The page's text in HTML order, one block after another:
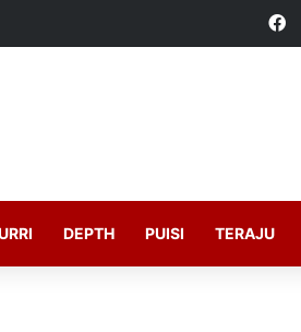
DEPTH PUISI TERAJU